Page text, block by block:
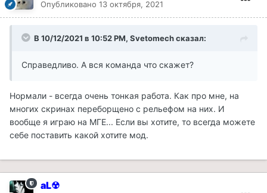
Опубликовано 13 октября, 2021
В 10/12/2021 в 10:52 PM, Svetomech сказал:
Справедливо. А вся команда что скажет?
Нормали - всегда очень тонкая работа. Как про мне, на
многих скринах переборщено с рельефом на них. И
вообще я играю на МГЕ... Если вы хотите, то всегда можете
себе поставить какой хотите мод.
aL☢